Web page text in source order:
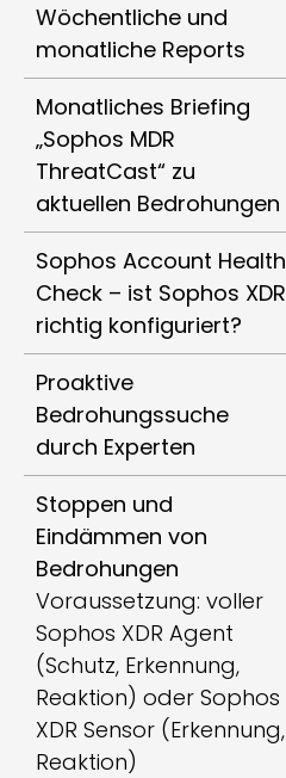
Wöchentliche und
monatliche Reports
Monatliches Briefing
„Sophos MDR
ThreatCast“ zu
aktuellen Bedrohungen
Sophos Account Health
Check – ist Sophos XDR
richtig konfiguriert?
Proaktive
Bedrohungssuche
durch Experten
Stoppen und
Eindämmen von
Bedrohungen
Voraussetzung: voller
Sophos XDR Agent
(Schutz, Erkennung,
Reaktion) oder Sophos
XDR Sensor (Erkennung,
Reaktion)